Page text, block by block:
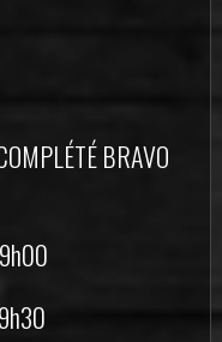
BRAVO